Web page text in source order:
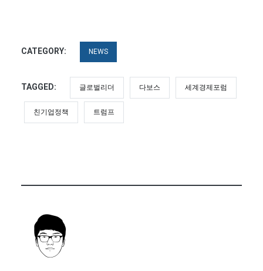
CATEGORY: NEWS
TAGGED: 글로벌리더 다보스 세계경제포럼
친기업정책 트럼프